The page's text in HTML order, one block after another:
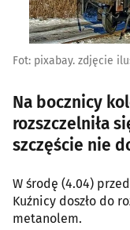
Fot: pixabay. zdjęcie
Na bocznicy
rozszczelniła
szczęście nie
W środę (4.04)
Kuźnicy doszło do
metanolem.